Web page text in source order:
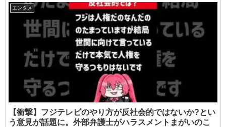
エンタメ
【衝撃】フジテレビのやり方が反社会的ではないか?とい
う意見が話題に。外部弁護士がハラスメントまがいのこ